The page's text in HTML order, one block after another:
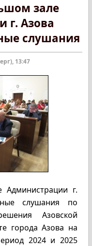
зале
г. Азова
слушания
13:47
г.
слушания по
Азовской
города Азова на
2024 и 2025